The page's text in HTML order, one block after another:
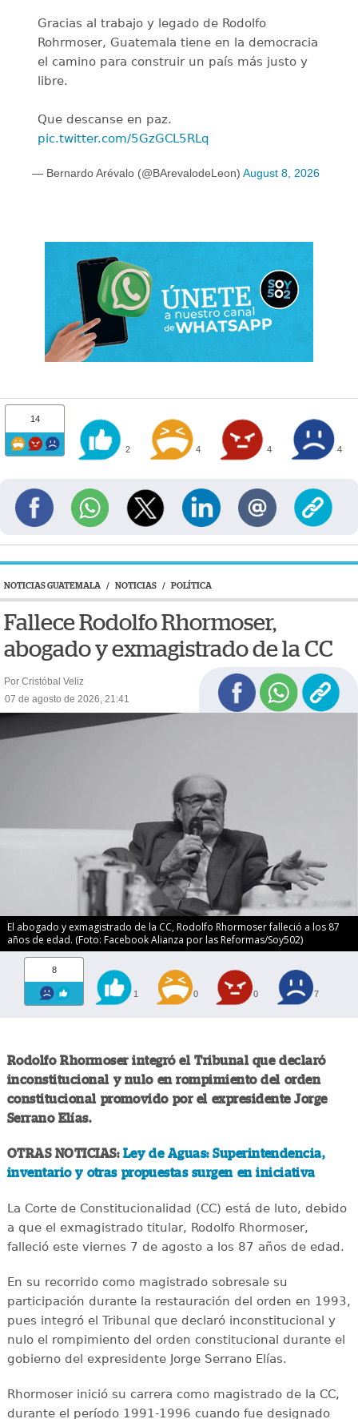
Gracias al trabajo y legado de Rodolfo
Rohrmoser, Guatemala tiene en la democracia
el camino para construir un país más justo y
libre.
Que descanse en paz.
pic.twitter.com/5GzGCL5RLq
— Bernardo Arévalo (@BArevalodeLeon) August 8, 2026
14
2 4 4 4
NOTICIAS GUATEMALA / NOTICIAS / POLÍTICA
Fallece Rodolfo Rhormoser,
abogado y exmagistrado de la CC
Por Cristóbal Veliz
07 de agosto de 2026, 21:41
El abogado y exmagistrado de la CC, Rodolfo Rhormoser falleció a los 87
años de edad. (Foto: Facebook Alianza por las Reformas/Soy502)
8
1 0 0 7
Rodolfo Rhormoser integró el Tribunal que declaró
inconstitucional y nulo en rompimiento del orden
constitucional promovido por el expresidente Jorge
Serrano Elías.
OTRAS NOTICIAS: Ley de Aguas: Superintendencia,
inventario y otras propuestas surgen en iniciativa
La Corte de Constitucionalidad (CC) está de luto, debido
a que el exmagistrado titular, Rodolfo Rhormoser,
falleció este viernes 7 de agosto a los 87 años de edad.
En su recorrido como magistrado sobresale su
participación durante la restauración del orden en 1993,
pues integró el Tribunal que declaró inconstitucional y
nulo el rompimiento del orden constitucional durante el
gobierno del expresidente Jorge Serrano Elías.
Rhormoser inició su carrera como magistrado de la CC,
durante el período 1991-1996 cuando fue designado